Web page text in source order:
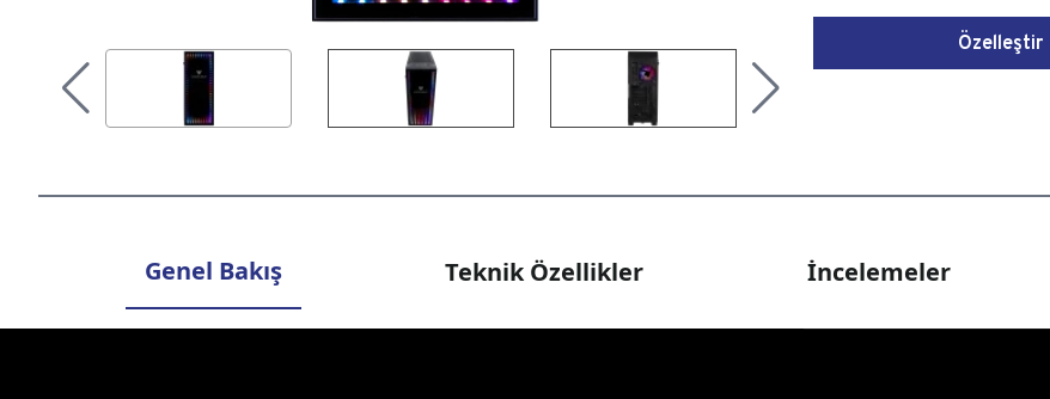
Özelleştir
Genel Bakış Teknik Özellikler İncelemeler